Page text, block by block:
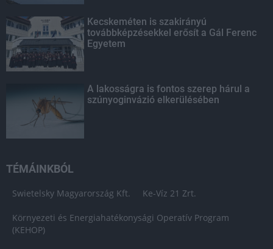
Kecskeméten is szakirányú
továbbképzésekkel erősít a Gál Ferenc
Egyetem
A lakosságra is fontos szerep hárul a
szúnyoginvázió elkerülésében
TÉMÁINKBÓL
Swietelsky Magyarország Kft. Ke-Víz 21 Zrt.
Környezeti és Energiahatékonysági Operatív Program
(KEHOP)